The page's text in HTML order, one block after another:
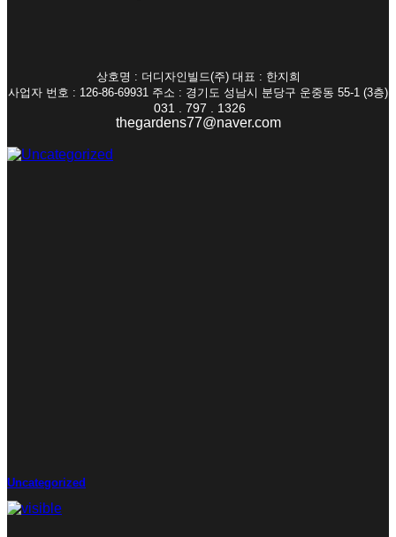
상호명 : 더디자인빌드(주) 대표 : 한지희
사업자 번호 : 126-86-69931 주소 : 경기도 성남시 분당구 운중동 55-1 (3층)
031 . 797 . 1326
thegardens77@naver.com
Uncategorized